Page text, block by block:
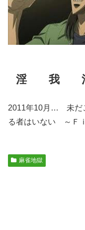
淫 我
2011年10月… 未だ
る者はいない ～Ｆ
麻雀地獄